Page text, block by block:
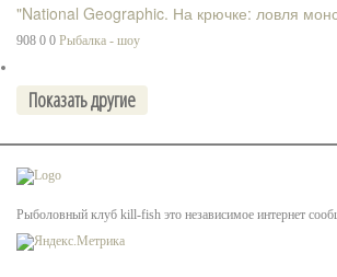
"National Geographic. На крючке: ловля
908 0 0 Рыбалка - шоу
Рыболовный клуб kill-fish это независимое интернет